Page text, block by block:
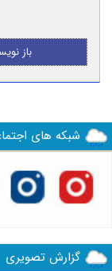
باز
شبکه های
گزارش تصویری